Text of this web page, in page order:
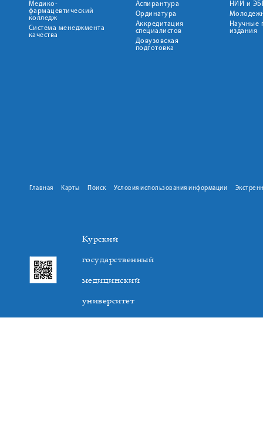
Медико-
фармацевтический
колледж
Система менеджмента
качества
Аспирантура
Ординатура
Аккредитация
специалистов
Довузовская
подготовка
НИИ и
Научные
издания
Главная Карты Поиск Условия использования информации
Курский
государственный
медицинский
университет